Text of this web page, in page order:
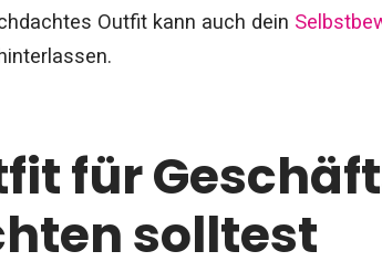
Outfit kann auch dein
für
solltest